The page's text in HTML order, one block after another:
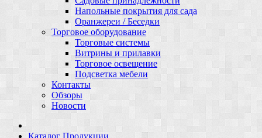
Напольные покрытия для сада
Оранжереи / Беседки
Торговое оборудование
Торговые системы
Витрины и прилавки
Торговое освещение
Подсветка мебели
Контакты
Обзоры
Новости
Каталог Продукции